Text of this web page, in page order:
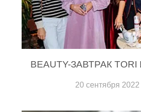
BEAUTY-ЗАВТРАК TORI
20 сентября 2022